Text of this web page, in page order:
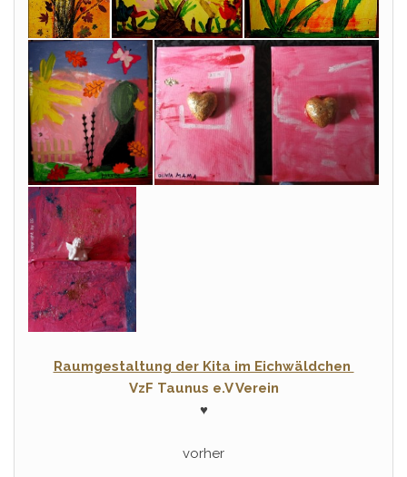
Raumgestaltung der Kita im Eichwäldchen
VzF Taunus e.V Verein
♥
vorher